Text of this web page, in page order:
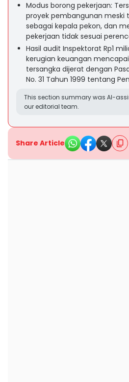
Modus borong pekerjaan:
proyek pembangunan meski
sebagai kepala pekon, dan
pekerjaan tidak sesuai
Hasil audit Inspektorat Rp1
kerugian keuangan mencapai
tersangka dijerat dengan
No. 31 Tahun 1999 tentang
This section summary was AI-
our editorial team.
Share Article